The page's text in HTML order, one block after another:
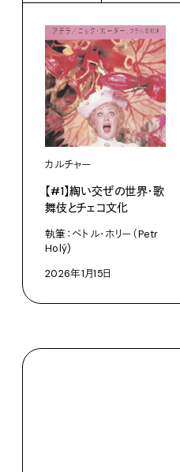
カルチャー
【#1】綯い交ぜの世界・歌
舞伎とチェコ文化
執筆：ペトル・ホリー（Petr
Holý)
2026年1月15日